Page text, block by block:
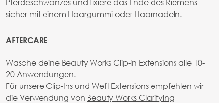
Pferdeschwanzes und fixiere das Ende des Riemens
sicher mit einem Haargummi oder Haarnadeln.
AFTERCARE
Wasche deine Beauty Works Clip-in Extensions alle 10-
20 Anwendungen.
Für unsere Clip-Ins und Weft Extensions empfehlen wir
die Verwendung von Beauty Works Clarifying